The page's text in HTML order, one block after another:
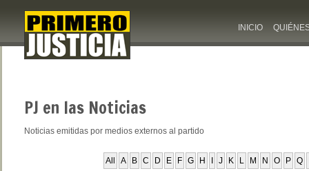
INICIO
PJ en las Noticias
Noticias emitidas por medios externos al partido
All A B C D E F G H J K L M N O P Q